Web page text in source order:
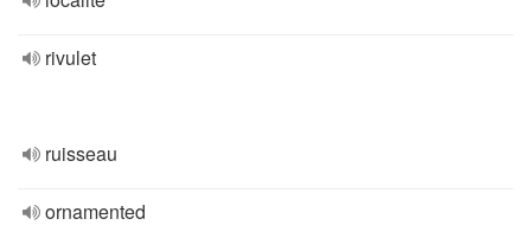
rivulet
ruisseau
ornamented